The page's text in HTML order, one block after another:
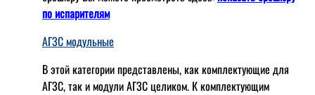
по испарителям
АГЗС модульные
В этой категории представлены, как комплектующие для
АГЗС, так и модули АГЗС целиком. К комплектующим